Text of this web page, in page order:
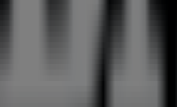
utbud av kvalitetsprodukter